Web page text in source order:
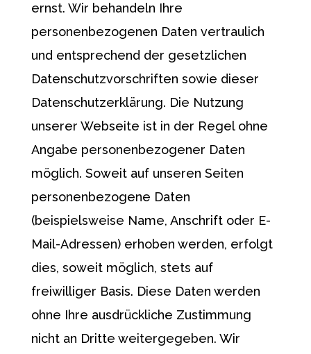
ernst. Wir behandeln Ihre
personenbezogenen Daten vertraulich
und entsprechend der gesetzlichen
Datenschutzvorschriften sowie dieser
Datenschutzerklärung. Die Nutzung
unserer Webseite ist in der Regel ohne
Angabe personenbezogener Daten
möglich. Soweit auf unseren Seiten
personenbezogene Daten
(beispielsweise Name, Anschrift oder E-
Mail-Adressen) erhoben werden, erfolgt
dies, soweit möglich, stets auf
freiwilliger Basis. Diese Daten werden
ohne Ihre ausdrückliche Zustimmung
nicht an Dritte weitergegeben. Wir